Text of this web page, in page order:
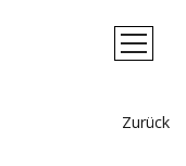
Zurück